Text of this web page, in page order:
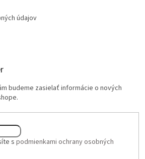
údajov
budeme zasielať informácie o nových
s podmienkami ochrany osobných